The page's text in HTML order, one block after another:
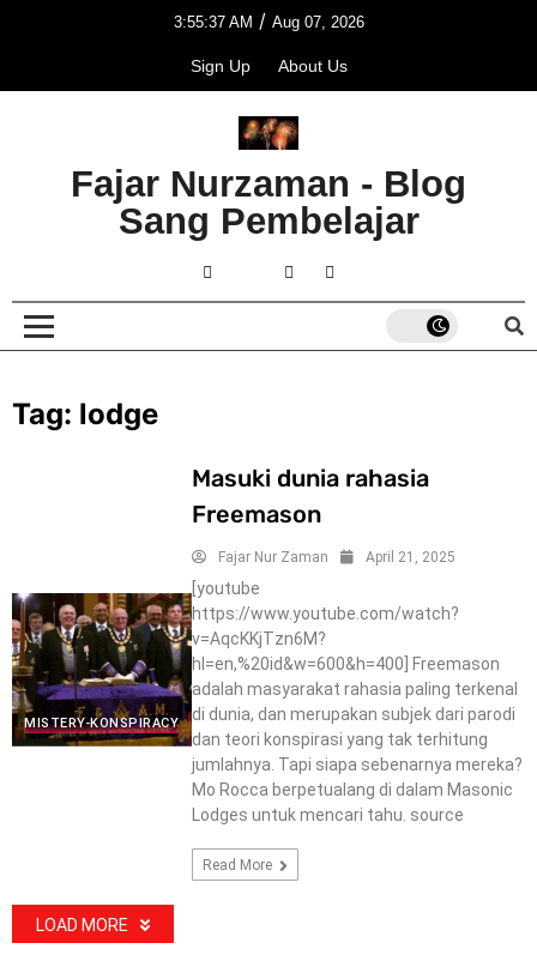
3:55:37 AM / Aug 07, 2026
Sign Up About Us
Fajar Nurzaman - Blog
Sang Pembelajar
Tag: lodge
MISTERY-KONSPIRACY
Masuki dunia rahasia
Freemason
Fajar Nur Zaman April 21, 2025
[youtube
https://www.youtube.com/watch?
v=AqcKKjTzn6M?
hl=en,%20id&w=600&h=400] Freemason
adalah masyarakat rahasia paling terkenal
di dunia, dan merupakan subjek dari parodi
dan teori konspirasi yang tak terhitung
jumlahnya. Tapi siapa sebenarnya mereka?
Mo Rocca berpetualang di dalam Masonic
Lodges untuk mencari tahu. source
Read More
LOAD MORE